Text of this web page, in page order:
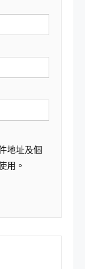
地址及個
用。